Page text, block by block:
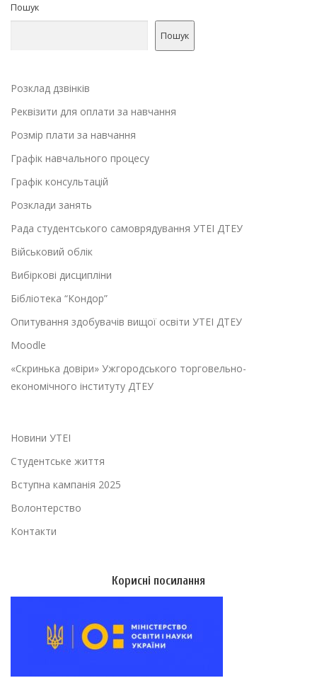
Пошук
Пошук
Розклад дзвінків
Реквізити для оплати за навчання
Розмір плати за навчання
Графік навчального процесу
Графік консультацій
Розклади занять
Рада студентського самоврядування УТЕІ ДТЕУ
Військовий облік
Вибіркові дисципліни
Бібліотека “Кондор”
Опитування здобувачів вищої освіти УТЕІ ДТЕУ
Moodle
«Скринька довіри» Ужгородського торговельно-
економічного інституту ДТЕУ
Новини УТЕІ
Студентське життя
Вступна кампанія 2025
Волонтерство
Контакти
Корисні посилання